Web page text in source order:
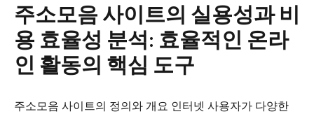
주소모음 사이트의 실용성과 비
용 효율성 분석: 효율적인 온라
인 활동의 핵심 도구
주소모음 사이트의 정의와 개요 인터넷 사용자가 다양한